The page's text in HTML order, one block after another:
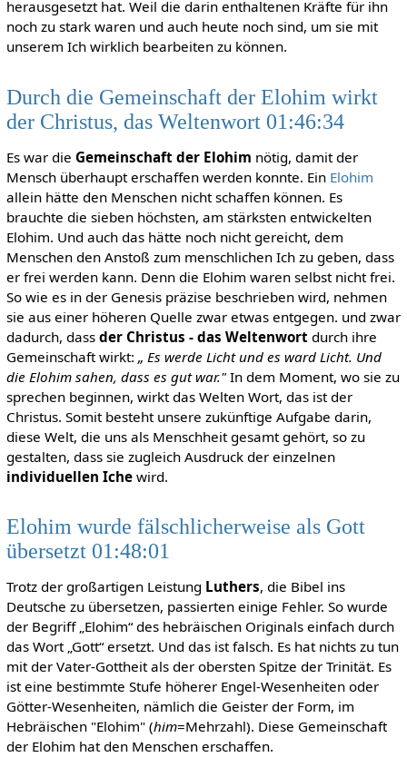
herausgesetzt hat. Weil die darin enthaltenen Kräfte für ihn
noch zu stark waren und auch heute noch sind, um sie mit
unserem Ich wirklich bearbeiten zu können.
Durch die Gemeinschaft der Elohim wirkt
der Christus, das Weltenwort 01:46:34
Es war die Gemeinschaft der Elohim nötig, damit der
Mensch überhaupt erschaffen werden konnte. Ein Elohim
allein hätte den Menschen nicht schaffen können. Es
brauchte die sieben höchsten, am stärksten entwickelten
Elohim. Und auch das hätte noch nicht gereicht, dem
Menschen den Anstoß zum menschlichen Ich zu geben, dass
er frei werden kann. Denn die Elohim waren selbst nicht frei.
So wie es in der Genesis präzise beschrieben wird, nehmen
sie aus einer höheren Quelle zwar etwas entgegen. und zwar
dadurch, dass der Christus - das Weltenwortdurch ihre
Gemeinschaft wirkt: „ Es werde Licht und es ward Licht. Und
die Elohim sahen, dass es gut war."In dem Moment, wo sie zu
sprechen beginnen, wirkt das Welten Wort, das ist der
Christus. Somit besteht unsere zukünftige Aufgabe darin,
diese Welt, die uns als Menschheit gesamt gehört, so zu
gestalten, dass sie zugleich Ausdruck der einzelnen
individuellen Ichewird.
Elohim wurde fälschlicherweise als Gott
übersetzt 01:48:01
Trotz der großartigen Leistung Luthers, die Bibel ins
Deutsche zu übersetzen, passierten einige Fehler. So wurde
der Begriff „Elohim“ des hebräischen Originals einfach durch
das Wort „Gott“ ersetzt. Und das ist falsch. Es hat nichts zu tun
mit der Vater-Gottheit als der obersten Spitze der Trinität. Es
ist eine bestimmte Stufe höherer Engel-Wesenheiten oder
Götter-Wesenheiten, nämlich die Geister der Form, im
Hebräischen "Elohim" (him=Mehrzahl). Diese Gemeinschaft
der Elohim hat den Menschen erschaffen.